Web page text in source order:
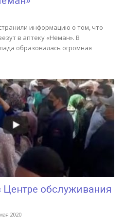
информацию о том, что
в аптеку «Неман». В
образовалась огромная
обслуживания
2020